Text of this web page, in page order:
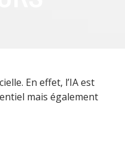
En effet, l’IA est
mais également